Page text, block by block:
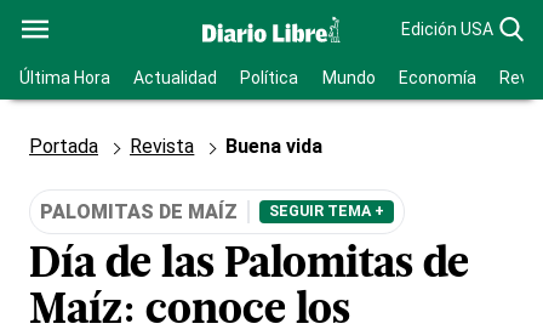
Edición USA
Última Hora Actualidad Política Mundo Economía
Portada Revista Buena vida
PALOMITAS DE MAÍZ SEGUIR TEMA +
Día de las Palomitas de
Maíz: conoce los